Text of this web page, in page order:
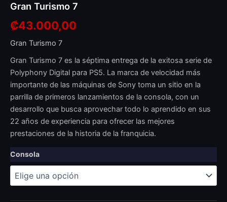
Gran Turismo 7
₡43.000,00
Gran Turismo 7
Gran Turismo 7 es la séptima entrega de la exitosa serie de
Polyphony Digital para PS5. La marca de velocidad más
importante de las máquinas de Sony toma un sitio en la
parrilla de primeros lanzamientos de la consola, con un
desarrollo que busca aprovechar todo lo aprendido en sus
22 años de experiencia para ofrecer las mejores
prestaciones de la historia de la franquicia.
Consola